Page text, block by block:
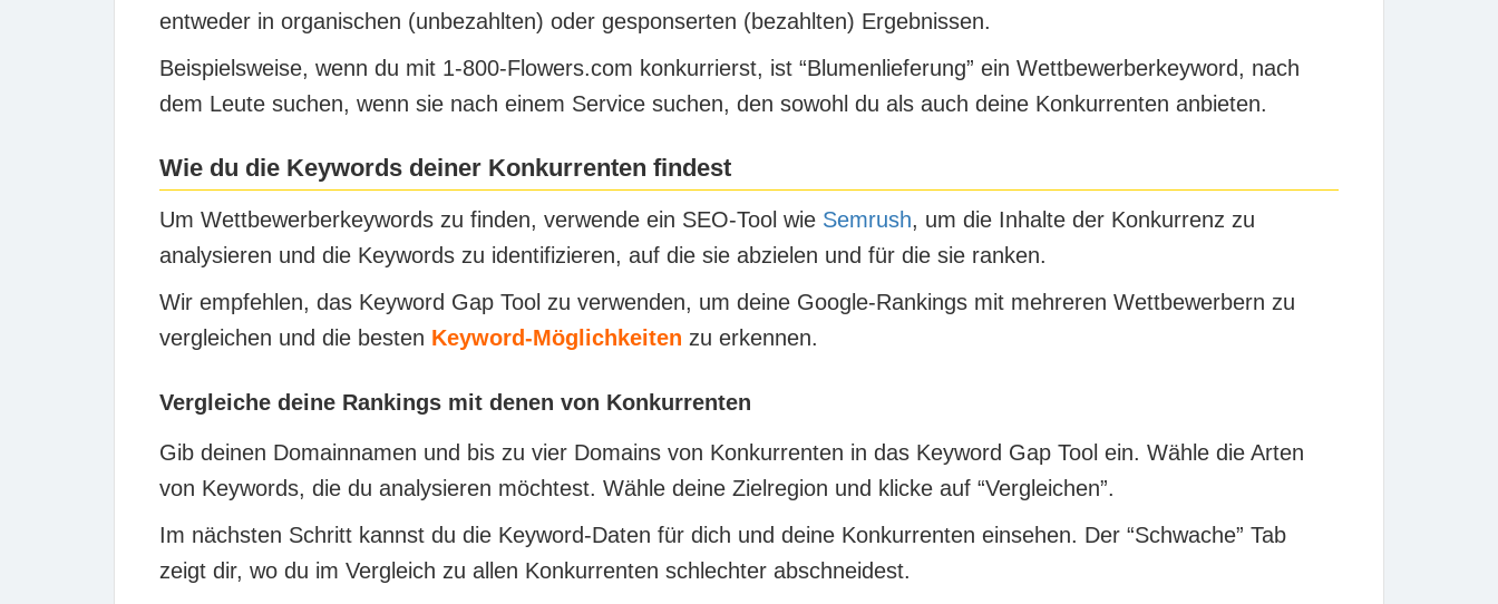
entweder in organischen (unbezahlten) oder gesponserten (bezahlten) Ergebnissen.
Beispielsweise, wenn du mit 1-800-Flowers.com konkurrierst, ist “Blumenlieferung” ein Wettbewerberkeyword, nach
dem Leute suchen, wenn sie nach einem Service suchen, den sowohl du als auch deine Konkurrenten anbieten.
Wie du die Keywords deiner Konkurrenten findest
Um Wettbewerberkeywords zu finden, verwende ein SEO-Tool wie Semrush, um die Inhalte der Konkurrenz zu
analysieren und die Keywords zu identifizieren, auf die sie abzielen und für die sie ranken.
Wir empfehlen, das Keyword Gap Tool zu verwenden, um deine Google-Rankings mit mehreren Wettbewerbern zu
vergleichen und die besten Keyword-Möglichkeiten zu erkennen.
Vergleiche deine Rankings mit denen von Konkurrenten
Gib deinen Domainnamen und bis zu vier Domains von Konkurrenten in das Keyword Gap Tool ein. Wähle die Arten
von Keywords, die du analysieren möchtest. Wähle deine Zielregion und klicke auf “Vergleichen”.
Im nächsten Schritt kannst du die Keyword-Daten für dich und deine Konkurrenten einsehen. Der “Schwache” Tab
zeigt dir, wo du im Vergleich zu allen Konkurrenten schlechter abschneidest.